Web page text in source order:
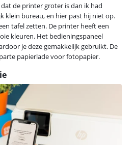
de printer groter is dan ik had
klein bureau, en hier past hij niet op.
tafel zetten. De printer heeft een
kleuren. Het bedieningspaneel
je deze gemakkelijk gebruikt. De
papierlade voor fotopapier.